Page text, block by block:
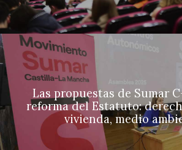
Las propuestas de Sumar
reforma del Estatuto:
vivienda, medio